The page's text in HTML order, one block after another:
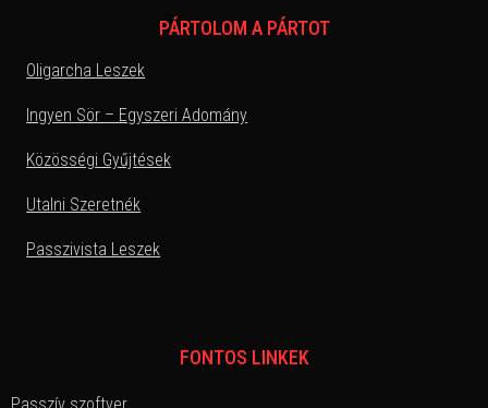
PÁRTOLOM A PÁRTOT
Oligarcha Leszek
Ingyen Sör – Egyszeri Adomány
Közösségi Gyűjtések
Utalni Szeretnék
Passzivista Leszek
FONTOS LINKEK